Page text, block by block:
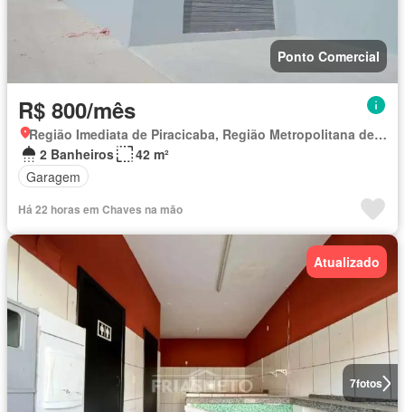
Ponto Comercial
R$ 800/mês
Região Imediata de Piracicaba, Região Metropolitana de Piracicaba
2 Banheiros
42 m²
Garagem
Há 22 horas em Chaves na mão
7fotos
Atualizado